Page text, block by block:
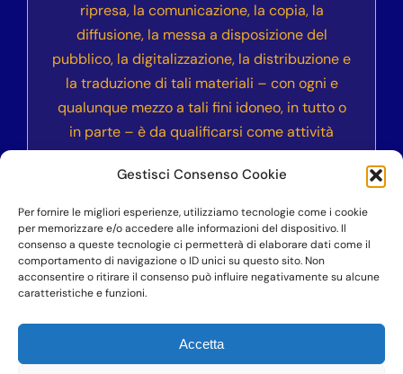
Gestisci Consenso Cookie
Per fornire le migliori esperienze, utilizziamo tecnologie come i cookie
per memorizzare e/o accedere alle informazioni del dispositivo. Il
consenso a queste tecnologie ci permetterà di elaborare dati come il
comportamento di navigazione o ID unici su questo sito. Non
acconsentire o ritirare il consenso può influire negativamente su alcune
caratteristiche e funzioni.
Accetta
ripresa, la comunicazione, la copia, la
diffusione, la messa a disposizione del
pubblico, la digitalizzazione, la distribuzione e
la traduzione di tali materiali – con ogni e
qualunque mezzo a tali fini idoneo, in tutto o
in parte – è da qualificarsi come attività
illecita e sarà sanzionata civilmente e
penalmente secondo le normative vigenti
nell’ordinamento italiano ed internazionale.
©COPYRIGHT 2023-2024
07100900823 – Professionista di cui alla legge
4/2013